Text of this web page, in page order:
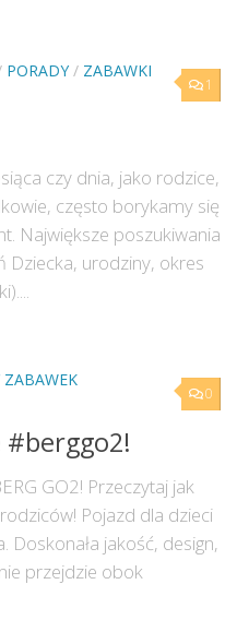
1
PORADY / ZABAWKI
czy dnia, jako rodzice,
często borykamy się
Największe poszukiwania
Dziecka, urodziny, okres
0
ZABAWEK
GO2! Przeczytaj jak
Pojazd dla dzieci
jakość, design,
przejdzie obok